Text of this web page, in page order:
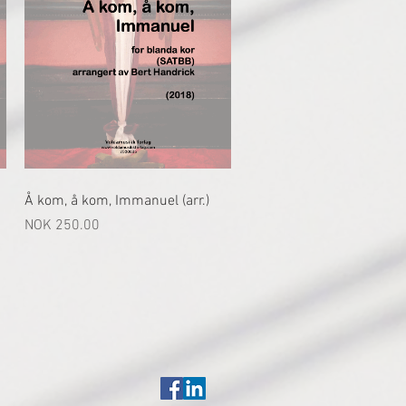
快速瀏覽
Å kom, å kom, Immanuel (arr.)
價格
NOK 250.00